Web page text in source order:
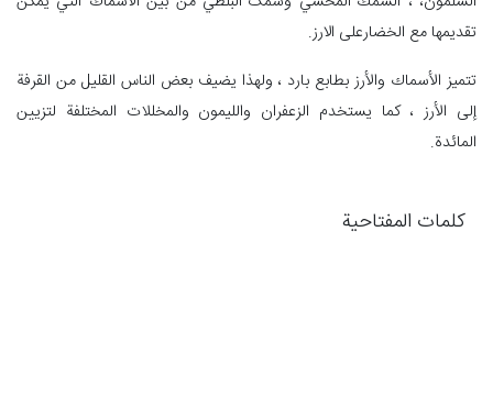
تقديمها مع الخضارعلی الارز.
تتميز الأسماك والأرز بطابع بارد ، ولهذا يضيف بعض الناس القليل من القرفة
إلى الأرز ، كما يستخدم الزعفران والليمون والمخللات المختلفة لتزيين
المائدة.
كلمات المفتاحية